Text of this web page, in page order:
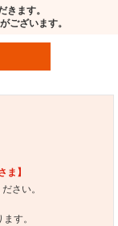
ます。
ございます。
ま】
さい。
す。